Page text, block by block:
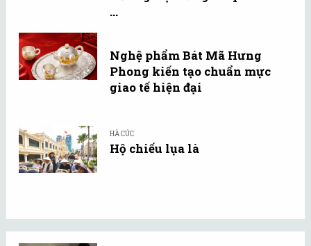
...
Nghệ phẩm Bát Mã Hưng
Phong kiến tạo chuẩn mực
giao tế hiện đại
HÀ CÚC
Hộ chiếu lụa là